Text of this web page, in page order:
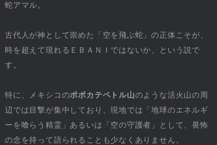
蛇アマル。
古代人が神として崇めた「空を飛ぶ蛇」の正体こそが、
時を超えて現れるＥＢＡＮＩではないか、という説で
す。
特に、メキシコのポポカテペトル山のような活火山の周
辺では目撃が集中しており、現地では「地球のエネルギ
ーを喰らう精霊」あるいは「空の守護者」として、畏怖
の念を持って語られることも少なくありません。